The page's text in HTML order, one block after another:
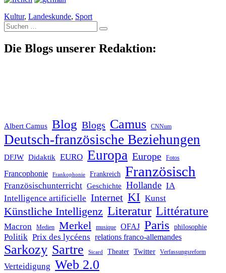
Kultur, Landeskunde, Sport
Suche
nach:
Die Blogs unserer Redaktion:
Albert Camus Blog Blogs Camus CNNum
Deutsch-französische Beziehungen
DFJW Didaktik EURO Europa Europe Fotos
Francophonie Frankophonie Frankreich Französisch
Französischunterricht Geschichte Hollande IA
Intelligence artificielle Internet KI Kunst
Künstliche Intelligenz Literatur Littérature
Macron Medien Merkel musique OFAJ Paris philosophie
Politik Prix des lycéens relations franco-allemandes
Sarkozy Sartre Sicard Theater Twitter Verfassungsreform
Verteidigung Web 2.0